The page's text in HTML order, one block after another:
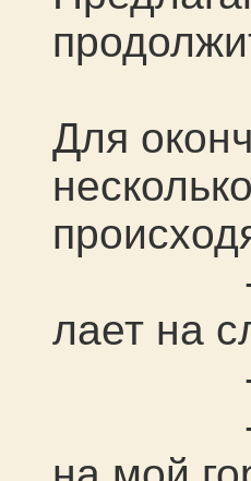
Для
- "ах
лает на
- "а
- "ты